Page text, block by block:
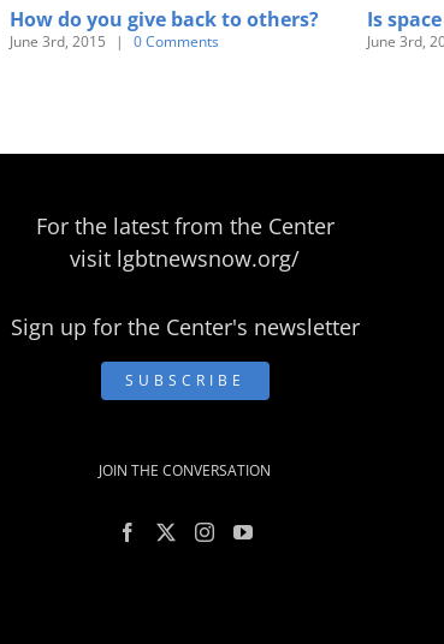
How do you give back to others?
June 3rd, 2015 | 0 Comments
Is
June 3rd,
For the latest from the Center
visit lgbtnewsnow.org/
Sign up for the Center's newsletter
SUBSCRIBE
JOIN THE CONVERSATION